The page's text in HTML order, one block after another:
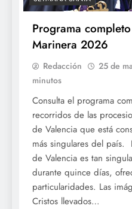
Programa
Marinera 2026
Redacción 25 de
minutos
Consulta el programa
recorridos de las
de Valencia que está
más singulares del país.
de Valencia es tan
durante quince días,
particularidades. Las
Cristos llevados…